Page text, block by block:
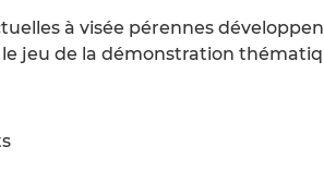
à visée pérennes
jeu de la démonstration